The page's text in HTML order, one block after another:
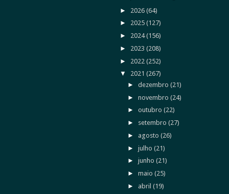
► 2026 (64)
► 2025 (127)
► 2024(156)
► 2023 (208)
► 2022 (252)
▼ 2021 (267)
►dezembro(21)
►novembro(24)
►outubro(22)
► setembro(27)
► agosto(26)
►julho(21)
►junho(21)
►maio(25)
► abril(19)